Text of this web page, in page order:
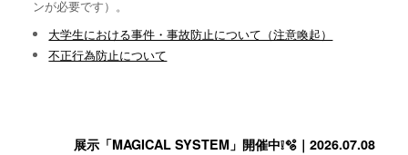
ンが必要です）。
大学生における事件・事故防止について（注意喚起）
不正行為防止について
展示「MAGICAL SYSTEM」開催中❕🫧｜2026.07.08